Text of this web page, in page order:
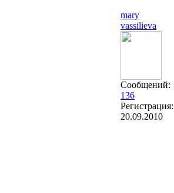
mary
vassilieva
Сообщений:
136
Регистрация:
20.09.2010